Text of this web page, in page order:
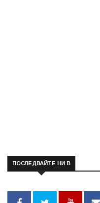
ПОСЛЕДВАЙТЕ НИ В